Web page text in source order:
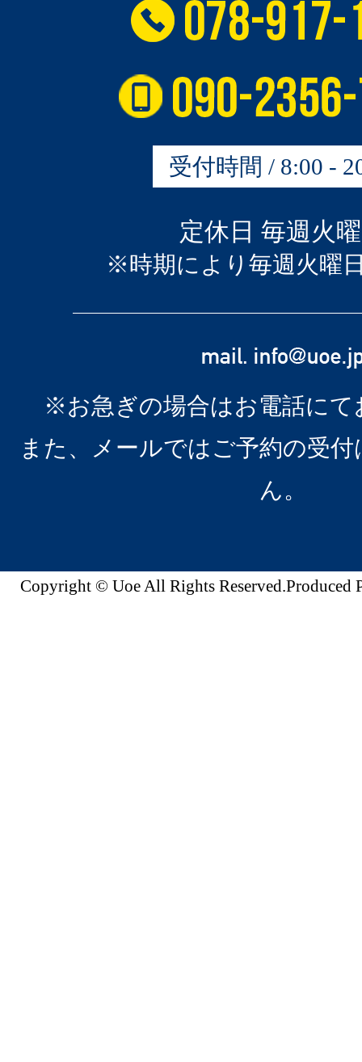
受付時間 / 8:00 -
定休日 毎週火
※時期により毎週火曜
※お急ぎの場合はお電話にて
また、メールではご予約の受
ん。
Copyright © Uoe All Rights Reserved.Produced